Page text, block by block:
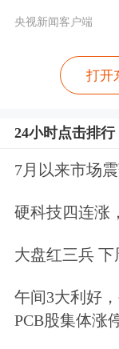
缴存人家庭
自住房为
账户余额
家庭存在尚
理中心公积
亲属(父母
此外，扩大
央视新闻客户端
打开
24小时点击排行
7月以来市场
硬科技四连涨
大盘红三兵 下
午间3大利好
PCB股集体涨